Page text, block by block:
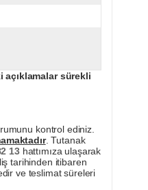
açıklamalar sürekli
kontrol ediniz.
. Tutanak
13hattımıza ulaşarak
tarihinden itibaren
ve teslimat süreleri